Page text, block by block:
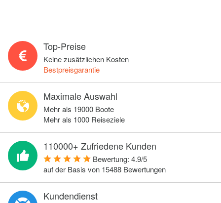
Top-Preise
Keine zusätzlichen Kosten
Bestpreisgarantie
Maximale Auswahl
Mehr als 19000 Boote
Mehr als 1000 Reiseziele
110000+ Zufriedene Kunden
Bewertung: 4.9/5
auf der Basis von 15488 Bewertungen
Kundendienst